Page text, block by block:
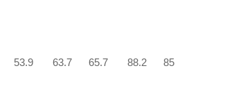
53.9 63.7 65.7 88.2 85